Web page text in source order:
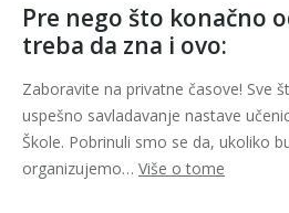
Pre nego što konačno
treba da zna i ovo:
Zaboravite na privatne časove! Sve
uspešno savladavanje nastave
Škole. Pobrinuli smo se da, ukoliko
organizujemo… Više o tome